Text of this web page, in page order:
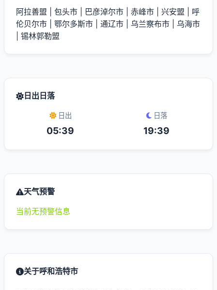
阿拉善盟 包头市 巴彦淖尔市 赤峰市 兴安盟
呼
伦贝尔市
鄂尔多斯市 通辽市 乌兰察布市
乌海市
锡林郭勒盟
日出日落
日出
05:39
日落
19:39
天气预警
当前无预警信息
关于呼和浩特市